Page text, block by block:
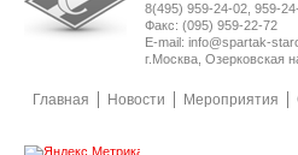
8(495) 959-24-02, 959-
Факс: (095) 959-22-72
E-mail: info@spartak-
г.Москва, Озерковская
Главная Новости Мероприятия